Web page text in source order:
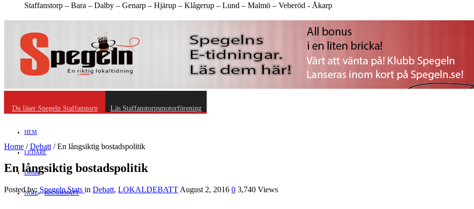
Staffanstorp – Bara – Dalby – Genarp – Hjärup – Klågerup – Lund – Malmö – Veberöd - Åkarp
Du läser Spegeln Staffanstorp Läs Staffanstorpsmotorförening
HEM
LEDARE
Debatt
RIKSDEBATT
NÖJE
Home /Debatt /En långsiktig bostadspolitik
En långsiktig bostadspolitik
Posted by: Spegeln Stats in Debatt, LOKALDEBATT August 2, 2016 0 3,740 Views